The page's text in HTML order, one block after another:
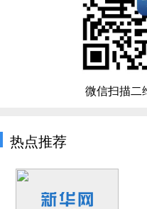
微信扫描二
热点推荐